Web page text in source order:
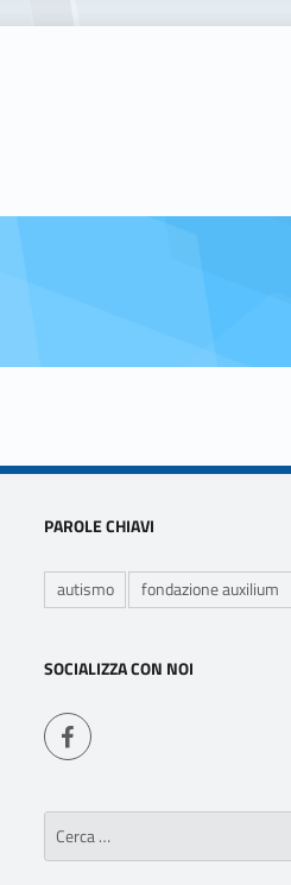
Sidebar
PAROLE CHIAVI
autismo fondazione auxilium
SOCIALIZZA CON NOI
Seguici su Facebook
Ricerca per: